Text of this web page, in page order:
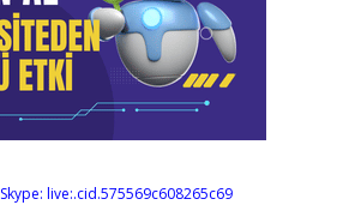
Skype: live:.cid.575569c608265c69